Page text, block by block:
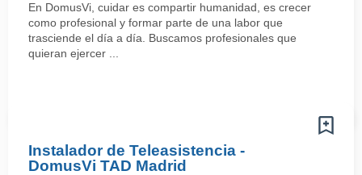
En DomusVi, cuidar es compartir humanidad, es crecer
como profesional y formar parte de una labor que
trasciende el día a día. Buscamos profesionales que
quieran ejercer ...
Instalador de Teleasistencia -
DomusVi TAD Madrid